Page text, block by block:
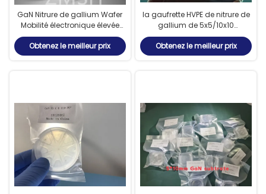
GaN Nitrure de gallium Wafer
Mobilité électronique élevée
Appareils RF Optoélectronique
Et LED
Obtenez le meilleur prix
la gaufrette HVPE de nitrure de
gallium de 5x5/10x10
millimètre libèrent le calibre
debout de puce industriel
Obtenez le meilleur prix